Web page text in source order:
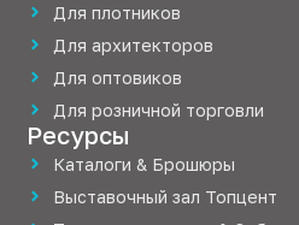
Для плотников
Для архитекторов
Для оптовиков
Для розничной торговли
Ресурсы
Каталоги & Брошюры
Выставочный зал Топцент